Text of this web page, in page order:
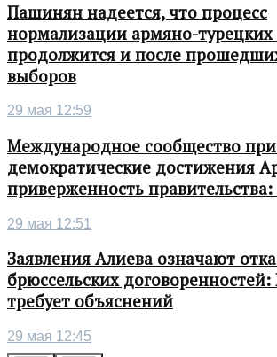
Пашинян надеется, что процесс
нормализации армяно-
продолжится и после
выборов
29 мая 12:59
Международное сообщество
демократические достижения
приверженность
29 мая 12:51
Заявления Алиева означают
брюссельских
требует объяснений
29 мая 12:45